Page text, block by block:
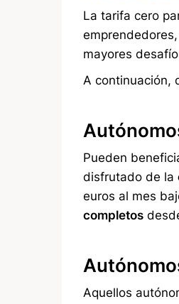
La tarifa cero
mayores
A continuación,
Pueden
disfrutado de la
euros al mes
completos
Aquellos